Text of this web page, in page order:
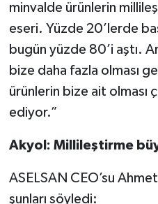
minvalde ürünlerin
eseri. Yüzde 20’lerde
bugün yüzde 80’i aştı.
bize daha fazla olması
ürünlerin bize ait olması
ediyor.”
Akyol: Millileştirme
ASELSAN CEO’su
şunları söyledi: